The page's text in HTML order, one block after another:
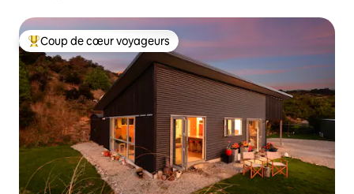
Coup de cœur voyageurs parmi les plus aimés
Coup de cœur voyageurs